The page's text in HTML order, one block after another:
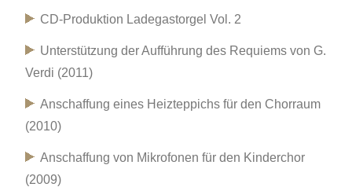
CD-Produktion Ladegastorgel Vol. 2
Unterstützung der Aufführung des Requiems von G.
Verdi (2011)
Anschaffung eines Heizteppichs für den Chorraum
(2010)
Anschaffung von Mikrofonen für den Kinderchor
(2009)